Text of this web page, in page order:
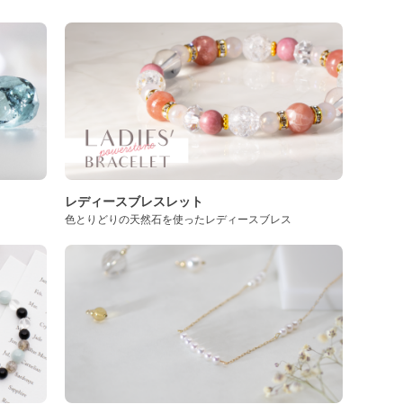
レディースブレスレット
色とりどりの天然石を使ったレディースブレス